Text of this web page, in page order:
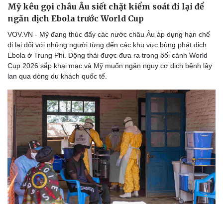
Mỹ kêu gọi châu Âu siết chặt kiểm soát đi lại để
ngăn dịch Ebola trước World Cup
VOV.VN - Mỹ đang thúc đẩy các nước châu Âu áp dụng hạn chế
đi lại đối với những người từng đến các khu vực bùng phát dịch
Ebola ở Trung Phi. Động thái được đưa ra trong bối cảnh World
Cup 2026 sắp khai mạc và Mỹ muốn ngăn nguy cơ dịch bệnh lây
lan qua dòng du khách quốc tế.